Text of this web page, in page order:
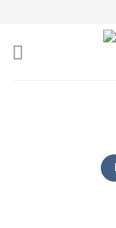
contenuti